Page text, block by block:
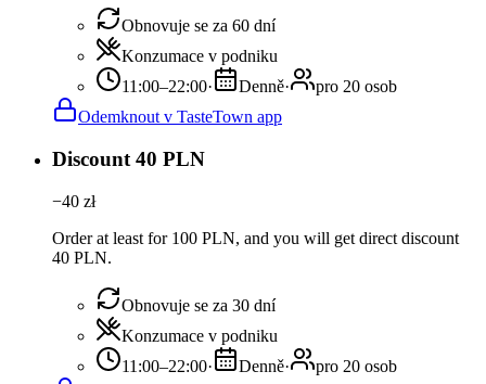
Obnovuje se za 60 dní
Konzumace v podniku
11:00–22:00· Denně·
pro 20 osob
Odemknout v TasteTown app
Discount 40 PLN
−40 zł
Order at least for 100 PLN, and you will get direct discount
40 PLN.
Obnovuje se za 30 dní
Konzumace v podniku
11:00–22:00· Denně·
pro 20 osob